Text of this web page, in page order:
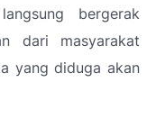
bergerak
dari masyarakat
yang diduga akan